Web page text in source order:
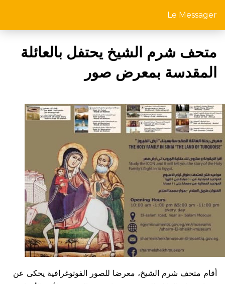
Le Messager
متحف شرم الشيخ يحتفل بالعائلة
المقدسة بمعرض صور
أقام متحف شرم الشيخ، معرضا للصور الفوتوغرافية يحكى عن